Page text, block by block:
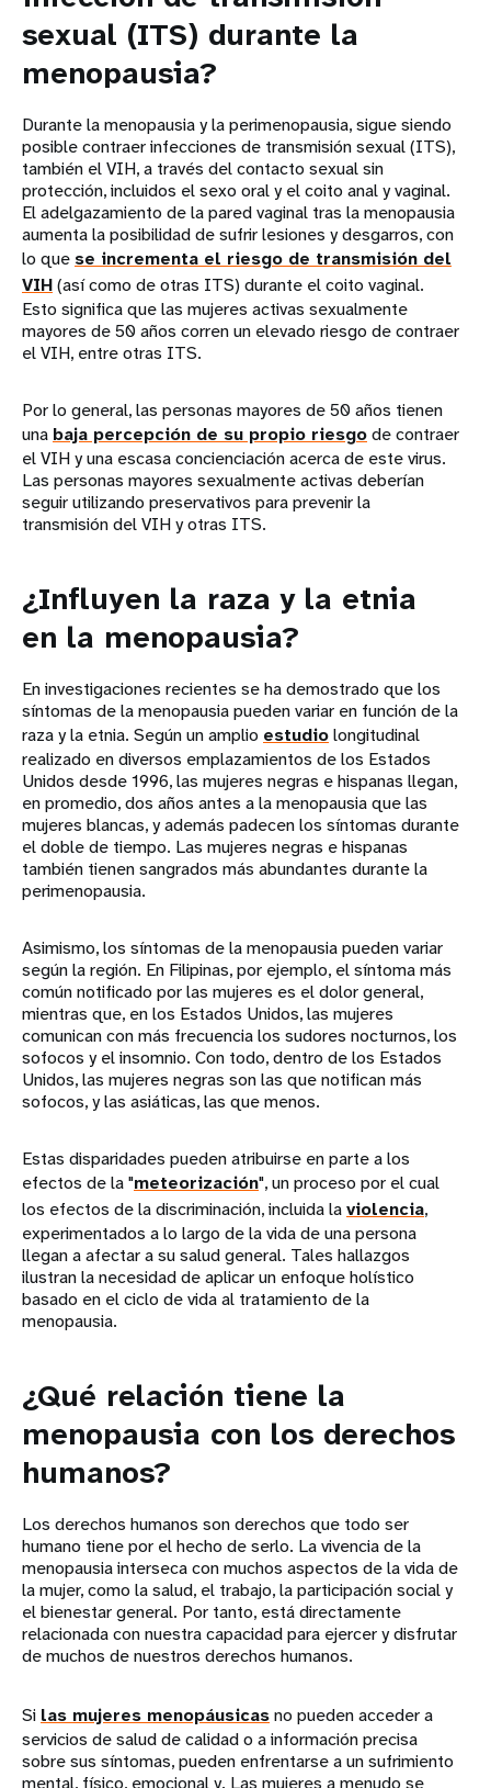
sexual (ITS) durante la
menopausia?
Durante la menopausia y la perimenopausia, sigue siendo
posible contraer infecciones de transmisión sexual (ITS),
también el VIH, a través del contacto sexual sin
protección, incluidos el sexo oral y el coito anal y vaginal.
El adelgazamiento de la pared vaginal tras la menopausia
aumenta la posibilidad de sufrir lesiones y desgarros, con
lo que se incrementa el riesgo de transmisión del
VIH(así como de otras ITS) durante el coito vaginal.
Esto significa que las mujeres activas sexualmente
mayores de 50 años corren un elevado riesgo de contraer
el VIH, entre otras ITS.
Por lo general, las personas mayores de 50 años tienen
una baja percepción de su propio riesgode contraer
el VIH y una escasa concienciación acerca de este virus.
Las personas mayores sexualmente activas deberían
seguir utilizando preservativos para prevenir la
transmisión del VIH y otras ITS.
¿Influyen la raza y la etnia
en la menopausia?
En investigaciones recientes se ha demostrado que los
síntomas de la menopausia pueden variar en función de la
raza y la etnia. Según un amplio estudiolongitudinal
realizado en diversos emplazamientos de los Estados
Unidos desde 1996, las mujeres negras e hispanas llegan,
en promedio, dos años antes a la menopausia que las
mujeres blancas, y además padecen los síntomas durante
el doble de tiempo. Las mujeres negras e hispanas
también tienen sangrados más abundantes durante la
perimenopausia.
Asimismo, los síntomas de la menopausia pueden variar
según la región. En Filipinas, por ejemplo, el síntoma más
común notificado por las mujeres es el dolor general,
mientras que, en los Estados Unidos, las mujeres
comunican con más frecuencia los sudores nocturnos, los
sofocos y el insomnio. Con todo, dentro de los Estados
Unidos, las mujeres negras son las que notifican más
sofocos, y las asiáticas, las que menos.
Estas disparidades pueden atribuirse en parte a los
efectos de la "meteorización", un proceso por el cual
los efectos de la discriminación, incluida laviolencia,
experimentados a lo largo de la vida de una persona
llegan a afectar a su salud general. Tales hallazgos
ilustran la necesidad de aplicar un enfoque holístico
basado en el ciclo de vida al tratamiento de la
menopausia.
¿Qué relación tiene la
menopausia con los derechos
humanos?
Los derechos humanos son derechos que todo ser
humano tiene por el hecho de serlo. La vivencia de la
menopausia interseca con muchos aspectos de la vida de
la mujer, como la salud, el trabajo, la participación social y
el bienestar general. Por tanto, está directamente
relacionada con nuestra capacidad para ejercer y disfrutar
de muchos de nuestros derechos humanos.
Si las mujeres menopáusicasno pueden acceder a
servicios de salud de calidad o a información precisa
sobre sus síntomas, pueden enfrentarse a un sufrimiento